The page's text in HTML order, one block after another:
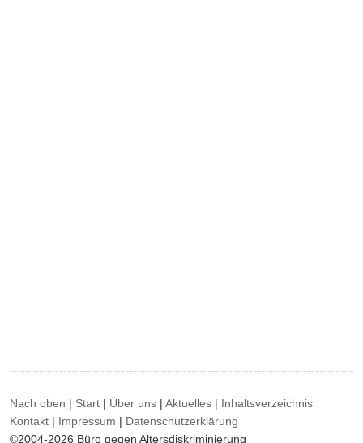
Nach oben | Start | Über uns |Aktuelles | Inhaltsverzeichnis
Kontakt | Impressum | Datenschutzerklärung
©2004-2026 Büro gegen Altersdiskriminierung